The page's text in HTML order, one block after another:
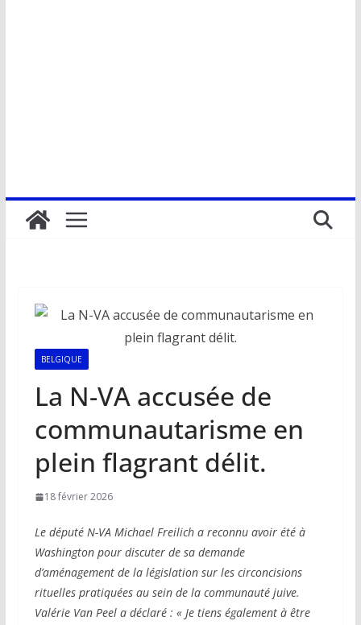
BELGIQUE
La N-VA accusée de
communautarisme en
plein flagrant délit.
18 février 2026
Le député N-VA Michael Freilich a reconnu avoir été à
Washington pour discuter de sa demande
d’aménagement de la législation sur les circoncisions
rituelles pratiquées au sein de la communauté juive.
Valérie Van Peel a déclaré : « Je tiens également à être